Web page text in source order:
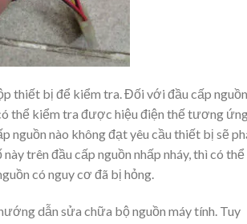
thiết bị để kiểm tra. Đối với đầu cấp
thể kiểm tra được hiệu điện thế tương
nguồn nào không đạt yêu cầu thiết bị sẽ
trên đầu cấp nguồn nhấp nháy, thì có thể
có nguy cơ đã bị hỏng.
dẫn sửa chữa bộ nguồn máy tính. Tuy